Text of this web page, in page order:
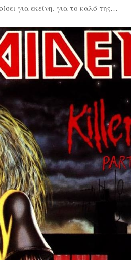
για εκείνη. για το καλό της…